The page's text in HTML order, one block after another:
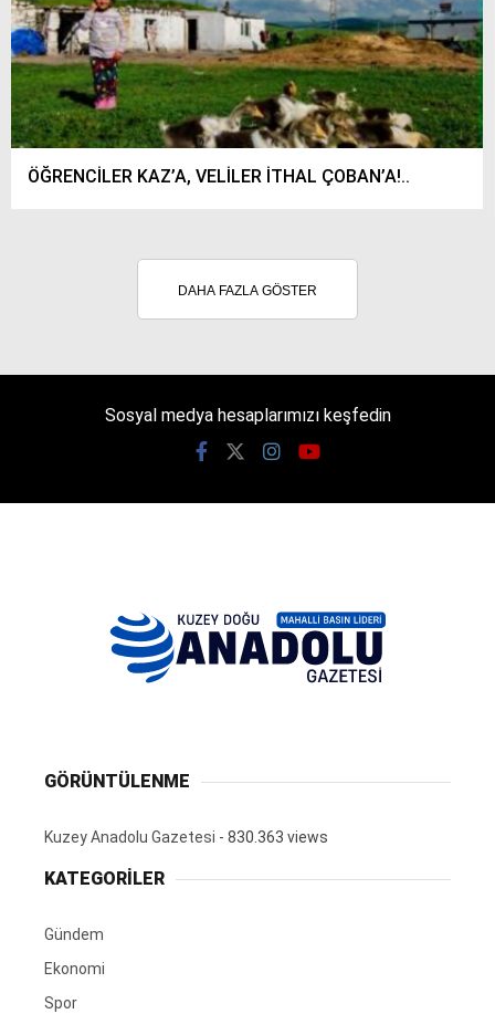
ÖĞRENCİLER KAZ’A, VELİLER İTHAL ÇOBAN’A!..
DAHA FAZLA GÖSTER
Sosyal medya hesaplarımızı keşfedin
GÖRÜNTÜLENME
Kuzey Anadolu Gazetesi - 830.363 views
KATEGORİLER
Gündem
Ekonomi
Spor